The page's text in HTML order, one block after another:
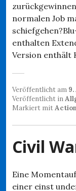
normalen Job
enthalten
Version enthält
Veröffentlicht am
Veröffentlicht in
Markiert mit
Civil
Eine
einer einst